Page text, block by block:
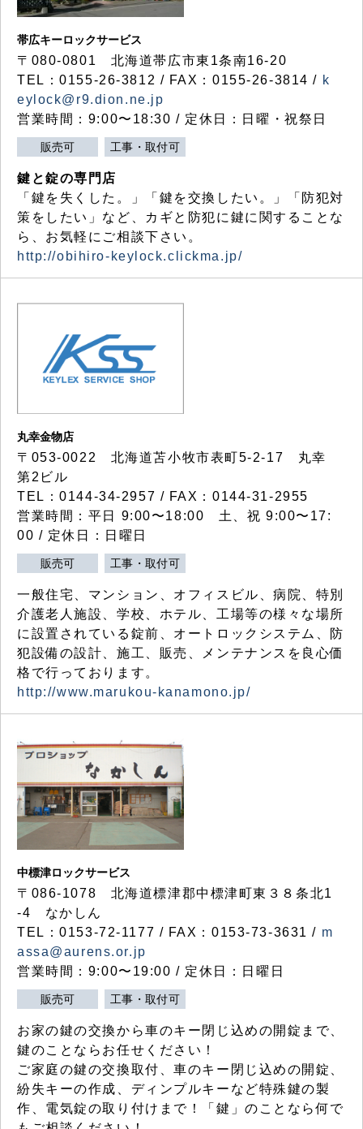
帯広キーロックサービス
〒080-0801 北海道帯広市東1条南16-20
TEL：0155-26-3812 / FAX：0155-26-3814 / k
eylock@r9.dion.ne.jp
営業時間：9:00〜18:30 / 定休日：日曜・祝祭日
販売可 工事・取付可
鍵と錠の専門店
「鍵を失くした。」「鍵を交換したい。」「防犯対
策をしたい」など、カギと防犯に鍵に関することな
ら、お気軽にご相談下さい。
http://obihiro-keylock.clickma.jp/
丸幸金物店
〒053-0022 北海道苫小牧市表町5-2-17 丸幸
第2ビル
TEL：0144-34-2957 / FAX：0144-31-2955
営業時間：平日 9:00〜18:00 土、祝 9:00〜17:
00 / 定休日：日曜日
販売可 工事・取付可
一般住宅、マンション、オフィスビル、病院、特別
介護老人施設、学校、ホテル、工場等の様々な場所
に設置されている錠前、オートロックシステム、防
犯設備の設計、施工、販売、メンテナンスを良心価
格で行っております。
http://www.marukou-kanamono.jp/
中標津ロックサービス
〒086-1078 北海道標津郡中標津町東３８条北1
-4 なかしん
TEL：0153-72-1177 / FAX：0153-73-3631 / m
assa@aurens.or.jp
営業時間：9:00〜19:00 / 定休日：日曜日
販売可 工事・取付可
お家の鍵の交換から車のキー閉じ込めの開錠まで、
鍵のことならお任せください！
ご家庭の鍵の交換取付、車のキー閉じ込めの開錠、
紛失キーの作成、ディンプルキーなど特殊鍵の製
作、電気錠の取り付けまで！「鍵」のことなら何で